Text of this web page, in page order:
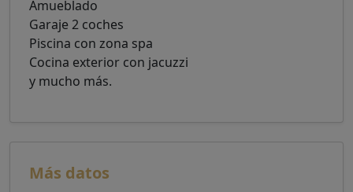
Amueblado
Garaje 2 coches
Piscina con zona spa
Cocina exterior con jacuzzi
y mucho más.
Más datos